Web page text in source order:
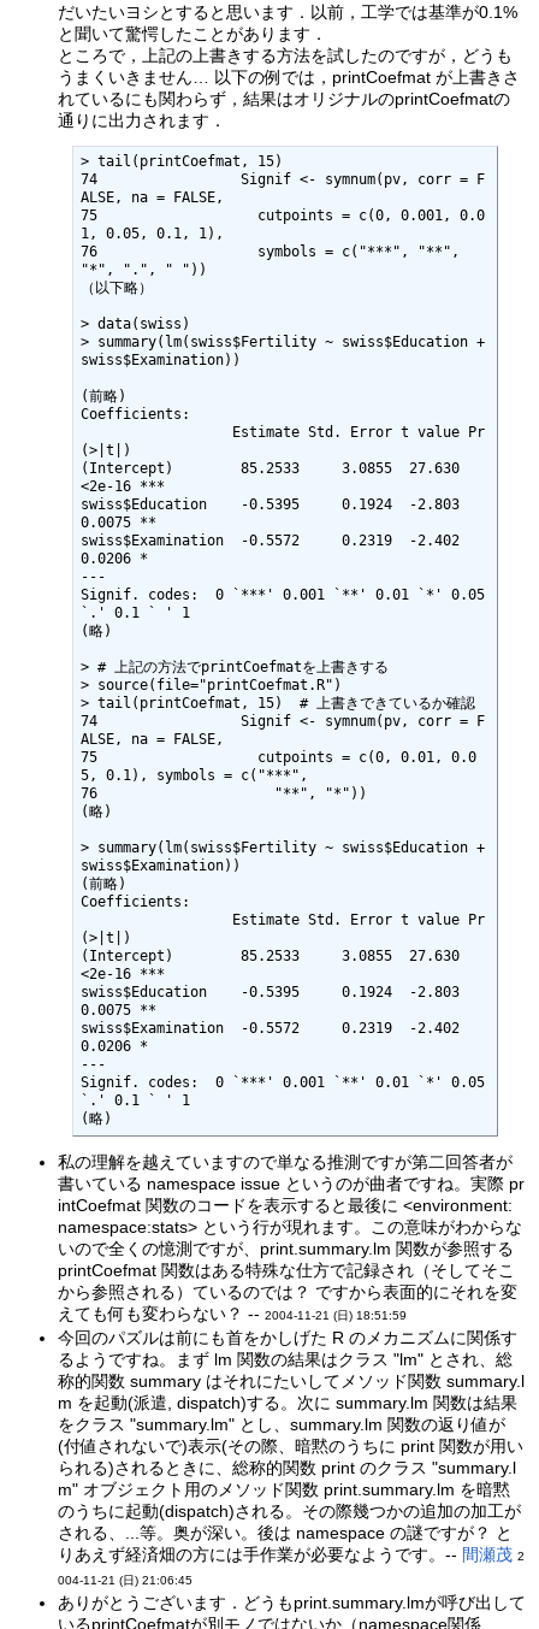
だいたいヨシとすると思います．以前，工学では基準が0.1%
と聞いて驚愕したことがあります．
ところで，上記の上書きする方法を試したのですが，どうも
うまくいきません… 以下の例では，printCoefmat が上書きさ
れているにも関わらず，結果はオリジナルのprintCoefmatの
通りに出力されます．
> tail(printCoefmat, 15)
74                 Signif <- symnum(pv, corr = F
ALSE, na = FALSE,
75                   cutpoints = c(0, 0.001, 0.0
1, 0.05, 0.1, 1),
76                   symbols = c("***", "**",
"*", ".", " "))
（以下略）
> data(swiss)
> summary(lm(swiss$Fertility ~ swiss$Education +
swiss$Examination))
(前略)
Coefficients:
(>|t|)
(Intercept)        85.2533     3.0855  27.630
<2e-16 ***
swiss$Education    -0.5395     0.1924  -2.803
0.0075 **
swiss$Examination  -0.5572     0.2319  -2.402
0.0206 *
---
Signif. codes:  0 `***' 0.001 `**' 0.01 `*' 0.05
`.' 0.1 ` ' 1
(略)
> # 上記の方法でprintCoefmatを上書きする
> source(file="printCoefmat.R")
> tail(printCoefmat, 15)  # 上書きできているか確認
74                 Signif <- symnum(pv, corr = F
ALSE, na = FALSE,
75                   cutpoints = c(0, 0.01, 0.0
5, 0.1), symbols = c("***",
76                     "**", "*"))
(略)
> summary(lm(swiss$Fertility ~ swiss$Education +
swiss$Examination))
(前略)
Coefficients:
(>|t|)
(Intercept)        85.2533     3.0855  27.630
<2e-16 ***
swiss$Education    -0.5395     0.1924  -2.803
0.0075 **
swiss$Examination  -0.5572     0.2319  -2.402
0.0206 *
---
Signif. codes:  0 `***' 0.001 `**' 0.01 `*' 0.05
`.' 0.1 ` ' 1
(略)
私の理解を越えていますので単なる推測ですが第二回答者が
書いている namespace issue というのが曲者ですね。実際 pr
intCoefmat 関数のコードを表示すると最後に <environment:
namespace:stats> という行が現れます。この意味がわからな
いので全くの憶測ですが、print.summary.lm 関数が参照する
printCoefmat 関数はある特殊な仕方で記録され（そしてそこ
から参照される）ているのでは？ ですから表面的にそれを変
えても何も変わらない？ --2004-11-21 (日) 18:51:59
今回のパズルは前にも首をかしげた R のメカニズムに関係す
るようですね。まず lm 関数の結果はクラス "lm" とされ、総
称的関数 summary はそれにたいしてメソッド関数 summary.l
m を起動(派遣, dispatch)する。次に summary.lm 関数は結果
をクラス "summary.lm" とし、summary.lm 関数の返り値が
(付値されないで)表示(その際、暗黙のうちに print 関数が用い
られる)されるときに、総称的関数 print のクラス "summary.l
m" オブジェクト用のメソッド関数 print.summary.lm を暗黙
のうちに起動(dispatch)される。その際幾つかの追加の加工が
される、...等。奥が深い。後は namespace の謎ですが？ と
りあえず経済畑の方には手作業が必要なようです。-- 間瀬茂 2
004-11-21 (日) 21:06:45
ありがとうございます．どうもprint.summary.lmが呼び出して
いるprintCoefmatが別モノではないか（namespace関係